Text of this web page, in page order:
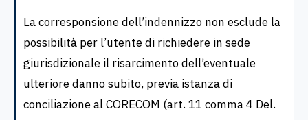
La corresponsione dell’indennizzo non esclude la
possibilità per l’utente di richiedere in sede
giurisdizionale il risarcimento dell’eventuale
ulteriore danno subito, previa istanza di
conciliazione al CORECOM (art. 11 comma 4 Del.